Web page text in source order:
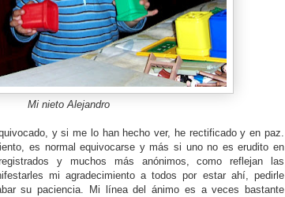
Mi nieto Alejandro
y si me lo han hecho ver, he rectificado y en paz.
es normal equivocarse y más si uno no es erudito en
y muchos más anónimos, como reflejan las
mi agradecimiento a todos por estar ahí, pedirle
su paciencia. Mi línea del ánimo es a veces bastante